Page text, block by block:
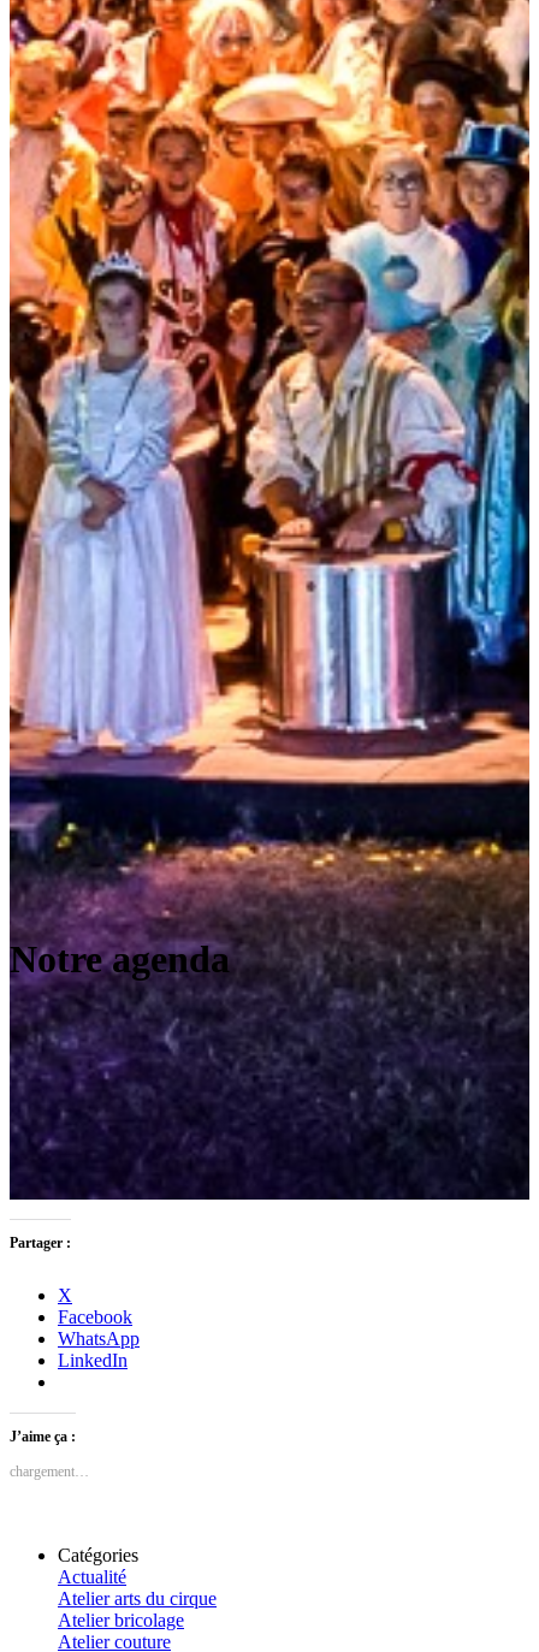
Notre agenda
Partager :
X
Facebook
WhatsApp
LinkedIn
J’aime ça :
chargement…
Catégories
Actualité
Atelier arts du cirque
Atelier bricolage
Atelier couture